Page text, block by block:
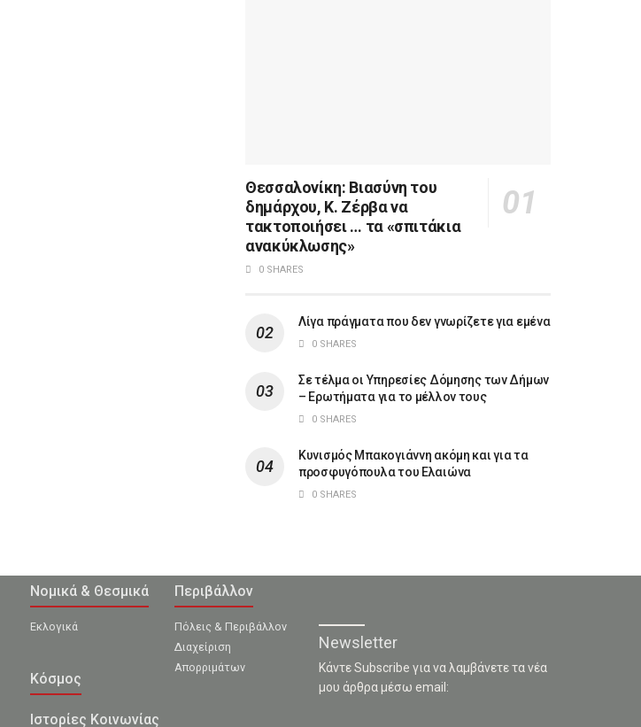
Θεσσαλονίκη: Βιασύνη του
δημάρχου, Κ. Ζέρβα να
τακτοποιήσει … τα «σπιτάκια
ανακύκλωσης»
0 SHARES
Λίγα πράγματα που δεν γνωρίζετε για εμένα
0 SHARES
Σε τέλμα οι Υπηρεσίες Δόμησης των Δήμων
– Ερωτήματα για το μέλλον τους
0 SHARES
Κυνισμός Μπακογιάννη ακόμη και για τα
προσφυγόπουλα του Ελαιώνα
0 SHARES
Νομικά & Θεσμικά
Εκλογικά
Κόσμος
Ιστορίες Κοινωνίας
Περιβάλλον
Πόλεις & Περιβάλλον
Διαχείριση
Απορριμάτων
Newsletter
Κάντε Subscribe για να λαμβάνετε τα νέα
μου άρθρα μέσω email: